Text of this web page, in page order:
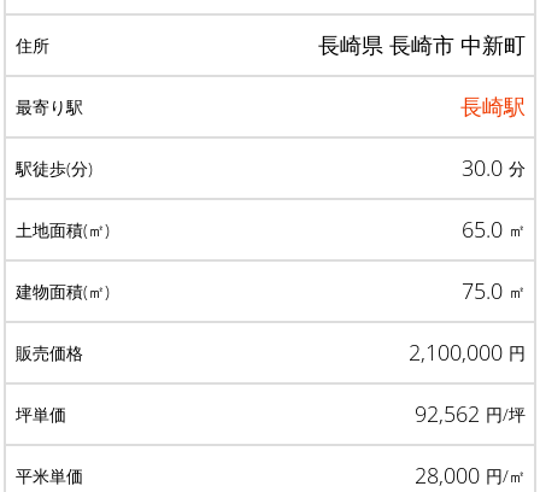
長崎県 長崎市 中新町
長崎駅
30.0 分
65.0 ㎡
75.0 ㎡
2,100,000 円
92,562 円/坪
28,000 円/㎡